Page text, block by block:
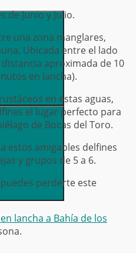
de Junio y Julio.
una zona manglares,
Ubicada entre el lado
aproximada de 10
en lancha).
en estas aguas,
el lugar perfecto para
de Bocas del Toro.
estos amigables delfines
y grupos de 5 a 6.
perderte este
lancha a Bahía de los